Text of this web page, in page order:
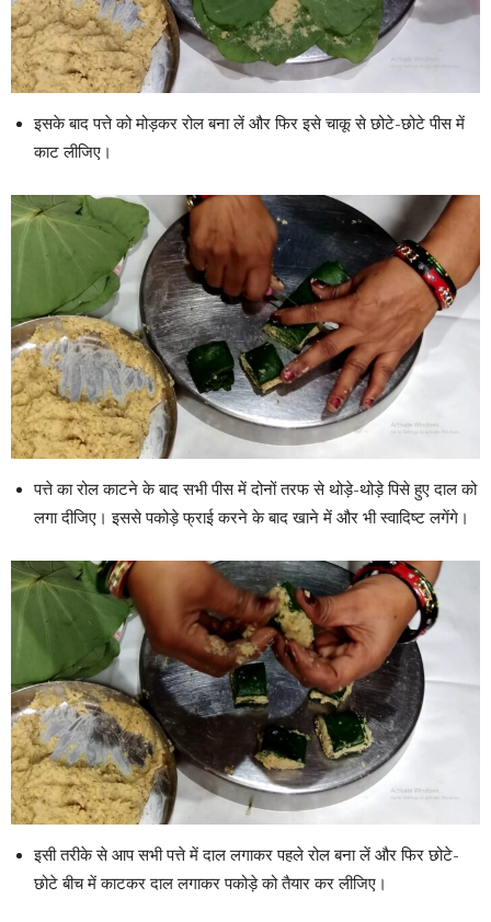
इसके बाद पत्ते को मोड़कर रोल बना लें और फिर इसे चाकू से छोटे-छोटे पीस में
काट लीजिए।
पत्ते का रोल काटने के बाद सभी पीस में दोनों तरफ से थोड़े-थोड़े पिसे हुए दाल को
लगा दीजिए। इससे पकोड़े फ्राई करने के बाद खाने में और भी स्वादिष्ट लगेंगे।
इसी तरीके से आप सभी पत्ते में दाल लगाकर पहले रोल बना लें और फिर छोटे-
छोटे बीच में काटकर दाल लगाकर पकोड़े को तैयार कर लीजिए।